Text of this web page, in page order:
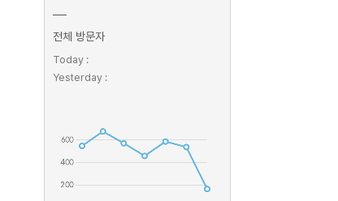
전체 방문자
Today :
Yesterday :